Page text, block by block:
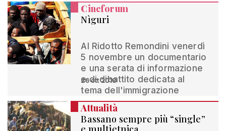
Cineforum
Nìguri
Al Ridotto Remondini venerdì
5 novembre un documentario
e una serata di informazione
e di dibattito dedicata al
tema dell'immigrazione
26 ott 2010
Attualità
Bassano sempre più “single”